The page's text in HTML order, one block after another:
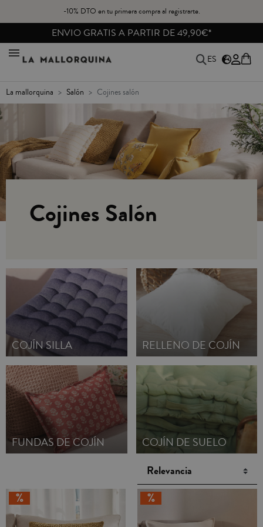
-10% DTO en tu primera compra al registrarte.
ENVIO GRATIS A PARTIR DE 49,90€*
ES
la mallorquina salón cojines salón
Cojines Salón
COJÍN SILLA RELLENO DE COJÍN
FUNDAS DE COJÍN COJÍN DE SUELO